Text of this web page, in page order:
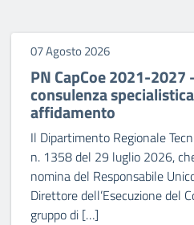
07 Agosto 2026
PN CapCoe 2021-2027
consulenza
affidamento
Il Dipartimento Regionale
n. 1358 del 29 luglio 2026,
nomina del Responsabile
Direttore dell’Esecuzione del
gruppo di […]